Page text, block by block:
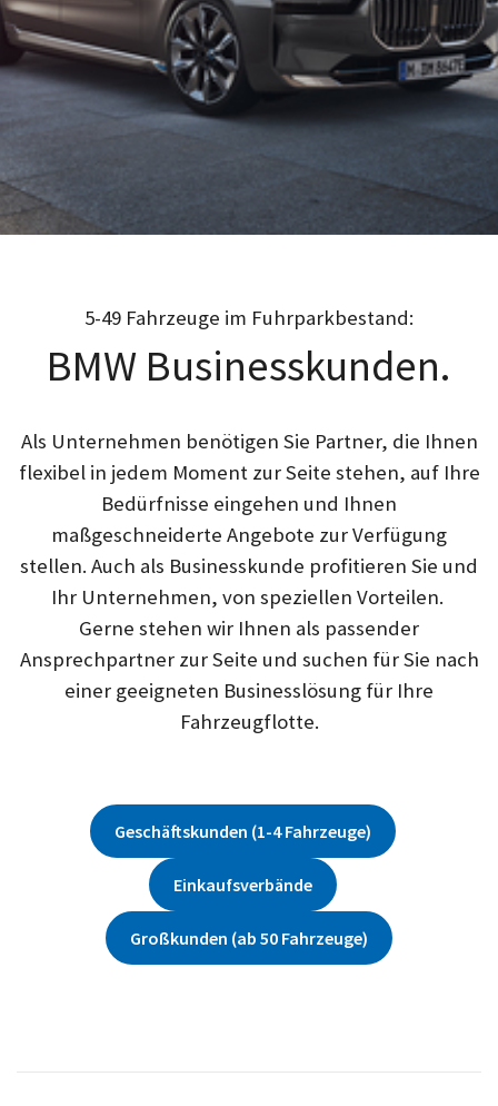
BMW Businesskunden.
5-49 Fahrzeuge im Fuhrparkbestand:
Als Unternehmen benötigen Sie Partner, die Ihnen
flexibel in jedem Moment zur Seite stehen, auf Ihre
Bedürfnisse eingehen und Ihnen
maßgeschneiderte Angebote zur Verfügung
stellen. Auch als Businesskunde profitieren Sie und
Ihr Unternehmen, von speziellen Vorteilen.
Gerne stehen wir Ihnen als passender
Ansprechpartner zur Seite und suchen für Sie nach
einer geeigneten Businesslösung für Ihre
Fahrzeugflotte.
Geschäftskunden (1-4 Fahrzeuge)
Einkaufsverbände
Großkunden (ab 50 Fahrzeuge)